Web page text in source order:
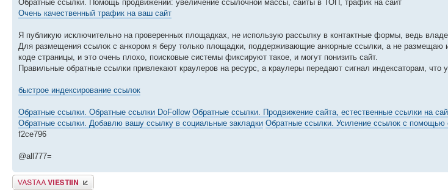
Обратные ссылки. Помощь продвижении: увеличение ссылочной массы, сайты в ТОП, трафик на сайт
Очень качественный трафик на ваш сайт
Я публикую исключительно на проверенных площадках, не использую рассылку в контактные формы, ведь
Для размещения ссылок с анкором я беру только площадки, поддерживающие анкорные ссылки, а не размещаю
коде страницы, и это очень плохо, поисковые системы фиксируют такое, и могут понизить сайт.
Правильные обратные ссылки привлекают краулеров на ресурс, а краулеры передают сигнал индексаторам, что
быстрое индексирование ссылок
Обратные ссылки. Обратные ссылки DoFollow Обратные ссылки. Продвижение сайта, естественные ссылки на
Обратные ссылки. Добавлю вашу ссылку в социальные закладки Обратные ссылки. Усиление ссылок с
f2ce796
@all777=
Lähetä vastaus